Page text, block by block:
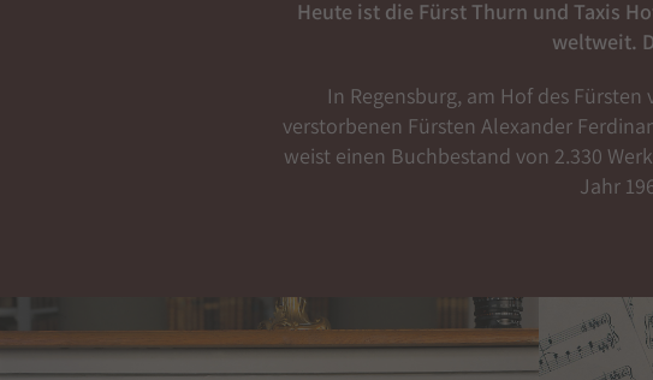
Heute ist die Fürst Thurn und Taxis
weltweit.
In Regensburg, am Hof des
verstorbenen Fürsten Alexander
weist einen Buchbestand von 2.330
Jahr